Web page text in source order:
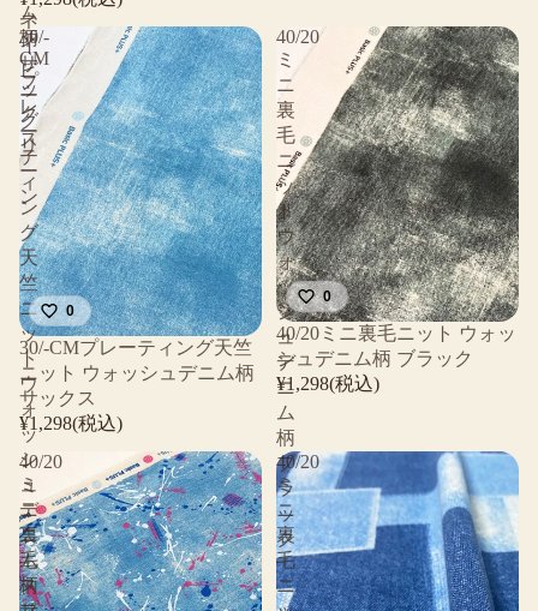
ネ
イ
ビ
ー
グ
リ
ー
ン
ム
柄
サ
ッ
ク
ス
30/-
CM
プ
レ
ー
テ
ィ
ン
グ
天
竺
ニ
ッ
ト
ウ
ォ
ッ
シ
ュ
デ
ニ
ム
柄
0
30/-CMプレーティング天竺
ニット ウォッシュデニム柄
サックス
¥1,298(税込)
40/20
ミ
ニ
裏
毛
ニ
ッ
ト
ウ
ォ
ッ
シ
ュ
デ
ニ
ム
柄
ブ
ラ
ッ
ク
0
40/20ミニ裏毛ニット ウォッ
シュデニム柄 ブラック
¥1,298(税込)
40/20
ミ
ニ
裏
毛
ス
40/20
ミ
ニ
裏
毛
ニ